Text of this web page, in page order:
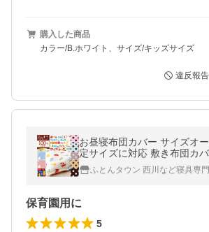
購入した商品
カラー/B.ホワイト、サイズ/キッズサイズ
違反報告
お昼寝布団カバー サイズオ
定サイズに対応 敷き布団カバ
本製 シープ えいご トイブロ
ふとんタウン 西川など寝具専
保育園用に
5